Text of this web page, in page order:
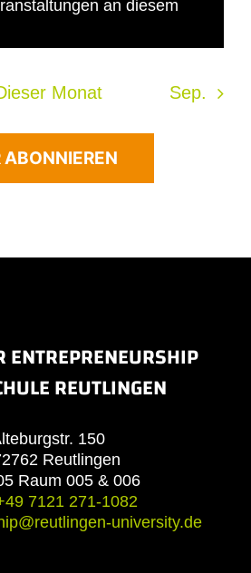
an diesem
Monat Sep.
ENTREPRENEURSHIP
REUTLINGEN
150
Reutlingen
Raum 005 & 006
7121 271-1082
university.de